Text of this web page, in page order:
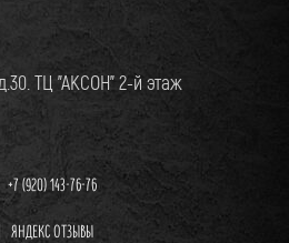
ТЦ "АКСОН" 2-й этаж
+7 (920) 143-76-76
ЯНДЕКС ОТЗЫВЫ